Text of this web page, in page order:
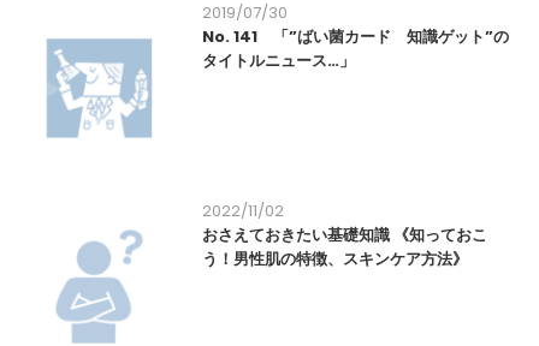
2019/07/30
No. 141 「”ばい菌カード 知識ゲット”の
タイトルニュース…」
2022/11/02
おさえておきたい基礎知識 《知っておこ
う！男性肌の特徴、スキンケア方法》